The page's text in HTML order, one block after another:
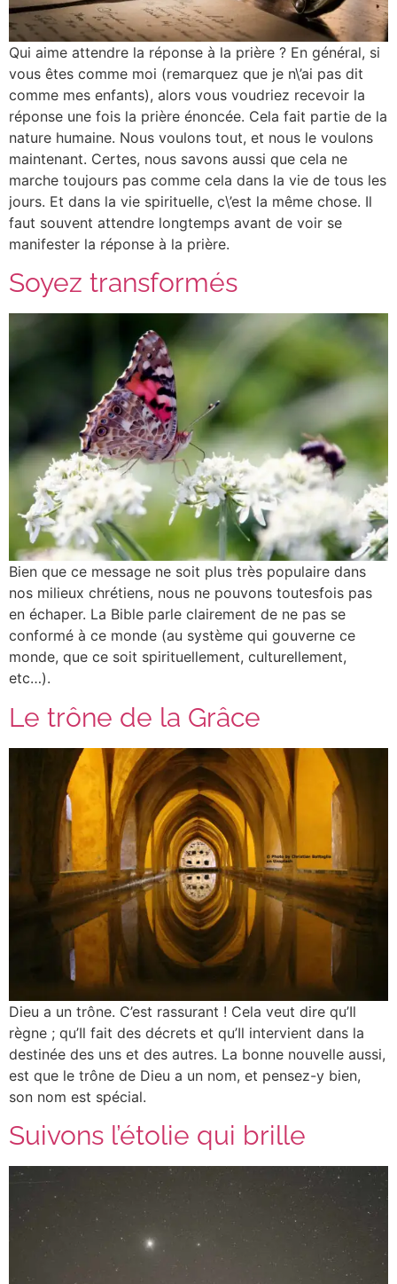
Qui aime attendre la réponse à la prière ? En général, si
vous êtes comme moi (remarquez que je n\’ai pas dit
comme mes enfants), alors vous voudriez recevoir la
réponse une fois la prière énoncée. Cela fait partie de la
nature humaine. Nous voulons tout, et nous le voulons
maintenant. Certes, nous savons aussi que cela ne
marche toujours pas comme cela dans la vie de tous les
jours. Et dans la vie spirituelle, c\’est la même chose. Il
faut souvent attendre longtemps avant de voir se
manifester la réponse à la prière.
Soyez transformés
Bien que ce message ne soit plus très populaire dans
nos milieux chrétiens, nous ne pouvons toutesfois pas
en échaper. La Bible parle clairement de ne pas se
conformé à ce monde (au système qui gouverne ce
monde, que ce soit spirituellement, culturellement,
etc…).
Le trône de la Grâce
Dieu a un trône. C’est rassurant ! Cela veut dire qu’Il
règne ; qu’Il fait des décrets et qu’Il intervient dans la
destinée des uns et des autres. La bonne nouvelle aussi,
est que le trône de Dieu a un nom, et pensez-y bien,
son nom est spécial.
Suivons l’étolie qui brille